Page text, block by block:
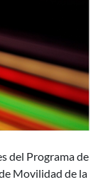
del Programa de
Movilidad de la